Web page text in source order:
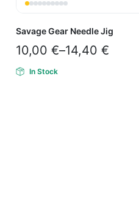
Savage Gear Needle Jig
10,00 €–14,40 €
In Stock